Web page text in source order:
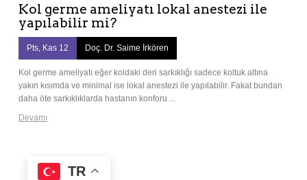
Kol germe ameliyatı lokal anestezi ile
yapılabilir mi?
Pts, Kas 12 Doç. Dr. Saime İrkören
Kol germe ameliyatı eğer koldaki deri sarkıklığı sadece koltuk altına
yakın kısımda ve minimal ise lokal anestezi ile yapılabilir. Fakat bundan
daha öte sarkıklıklarda hastanın konforu ...
Devamı
TR